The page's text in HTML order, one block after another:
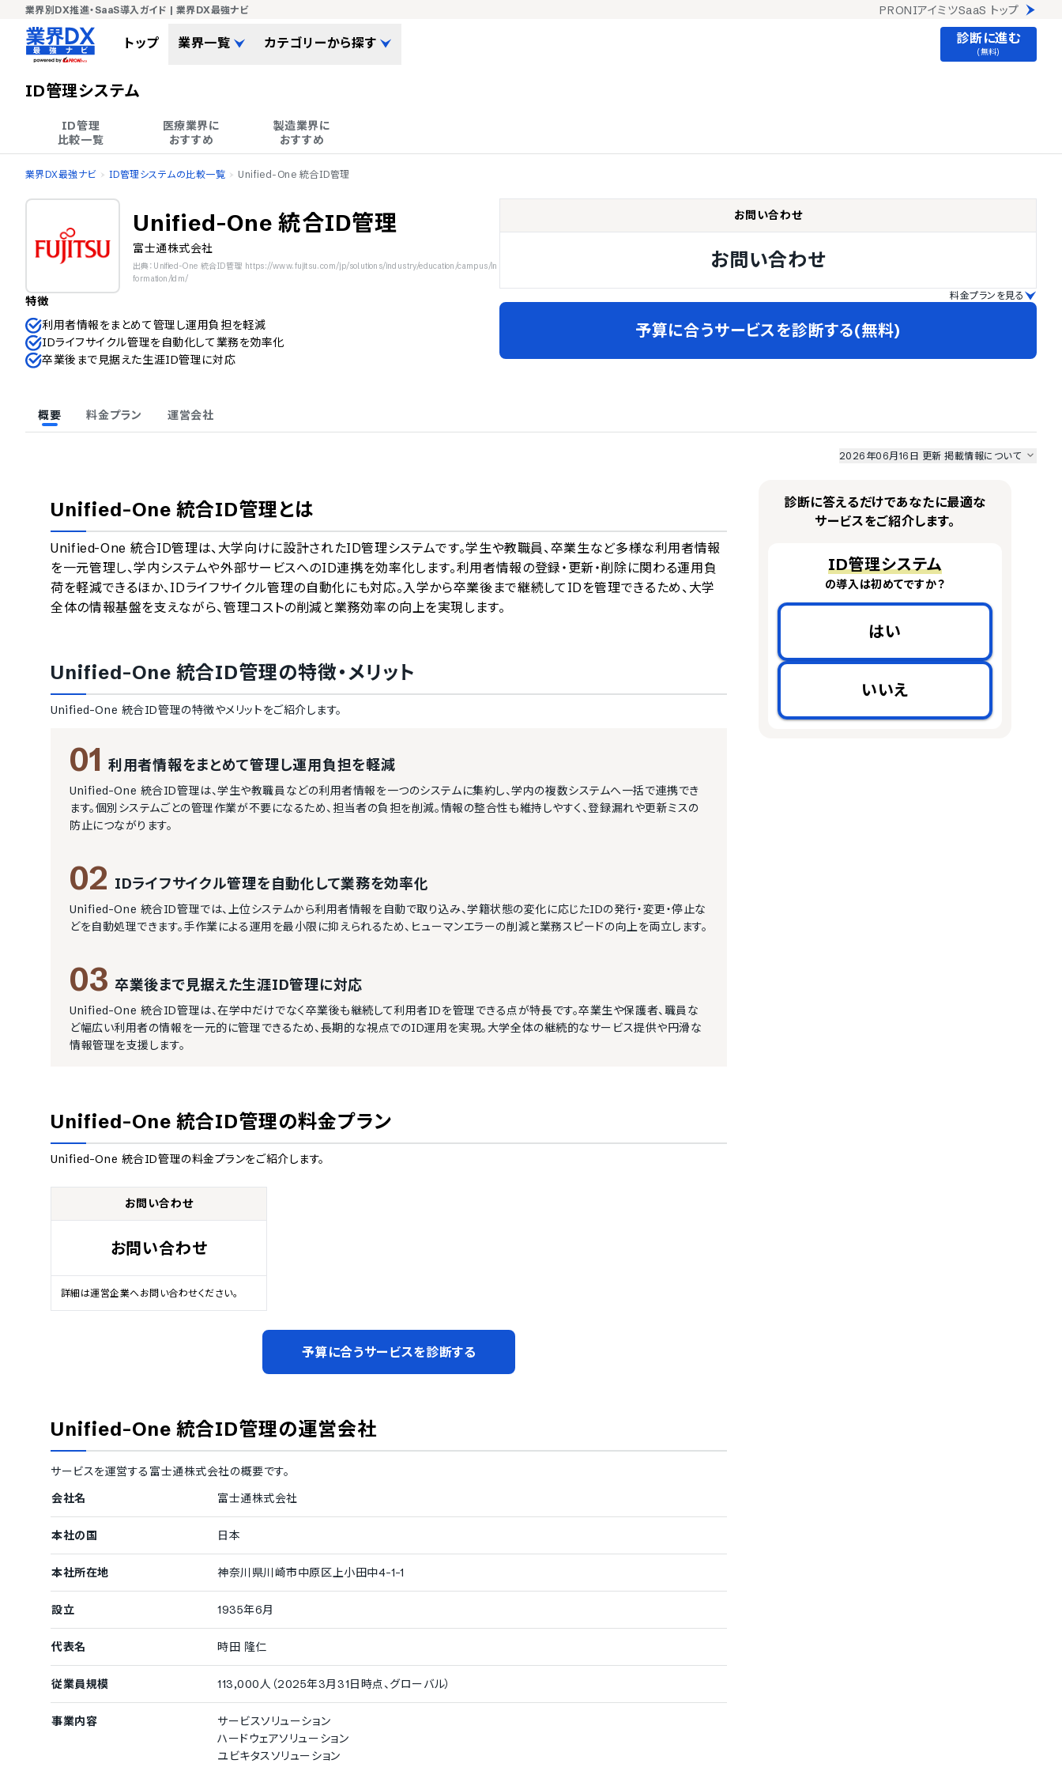
業界別DX推進・SaaS導入ガイド | 業界DX最強ナビ PRONIアイミツSaaS トップ
トップ 業界一覧 カテゴリーから探す 診断に進む
(無料)
ID管理システム
ID管理
比較一覧
医療業界に
おすすめ
製造業界に
おすすめ
業界DX最強ナビ ID管理システムの比較一覧 Unified-One 統合ID管理
Unified-One 統合ID管理
富士通株式会社
出典：Unified-One 統合ID管理 https://www.fujitsu.com/jp/solutions/industry/education/campus/in
formation/idm/
特徴
利用者情報をまとめて管理し運用負担を軽減
IDライフサイクル管理を自動化して業務を効率化
卒業後まで見据えた生涯ID管理に対応
お問い合わせ
お問い合わせ
料金プランを見る
予算に合うサービスを診断する(無料)
概要 料金プラン 運営会社
2026年06月16日 更新掲載情報について
一部
PRONIアイミツSaaS
のサービスデータを参照しています。
業界DX最強ナビ編集部 情報取得元
Unified-One 統合ID管理とは
Unified-One 統合ID管理は、大学向けに設計されたID管理システムです。学生や教職員、卒業生など多様な利用者情報
を一元管理し、学内システムや外部サービスへのID連携を効率化します。利用者情報の登録・更新・削除に関わる運用負
荷を軽減できるほか、IDライフサイクル管理の自動化にも対応。入学から卒業後まで継続してIDを管理できるため、大学
全体の情報基盤を支えながら、管理コストの削減と業務効率の向上を実現します。
Unified-One 統合ID管理の特徴・メリット
Unified-One 統合ID管理の特徴やメリットをご紹介します。
01 利用者情報をまとめて管理し運用負担を軽減
Unified-One 統合ID管理は、学生や教職員などの利用者情報を一つのシステムに集約し、学内の複数システムへ一括で連携でき
ます。個別システムごとの管理作業が不要になるため、担当者の負担を削減。情報の整合性も維持しやすく、登録漏れや更新ミスの
防止につながります。
02 IDライフサイクル管理を自動化して業務を効率化
Unified-One 統合ID管理では、上位システムから利用者情報を自動で取り込み、学籍状態の変化に応じたIDの発行・変更・停止な
どを自動処理できます。手作業による運用を最小限に抑えられるため、ヒューマンエラーの削減と業務スピードの向上を両立します。
03 卒業後まで見据えた生涯ID管理に対応
Unified-One 統合ID管理は、在学中だけでなく卒業後も継続して利用者IDを管理できる点が特長です。卒業生や保護者、職員な
ど幅広い利用者の情報を一元的に管理できるため、長期的な視点でのID運用を実現。大学全体の継続的なサービス提供や円滑な
情報管理を支援します。
Unified-One 統合ID管理の料金プラン
Unified-One 統合ID管理の料金プランをご紹介します。
お問い合わせ
お問い合わせ
詳細は運営企業へお問い合わせください。
予算に合うサービスを診断する
Unified-One 統合ID管理の運営会社
サービスを運営する 富士通株式会社の概要です。
会社名
富士通株式会社
本社の国 日本
本社所在地 神奈川県川崎市中原区上小田中4-1-1
設立 1935年6月
代表名 時田 隆仁
従業員規模 113,000人（2025年3月31日時点、グローバル）
事業内容
サービスソリューション
ハードウェアソリューション
ユビキタスソリューション
診断に答えるだけであなたに最適な
サービスをご紹介します。
ID管理システム
の導入は初めてですか？
はい
いいえ